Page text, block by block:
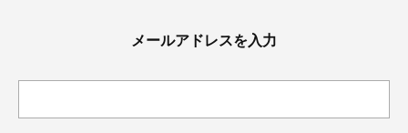
メールアドレスを入力